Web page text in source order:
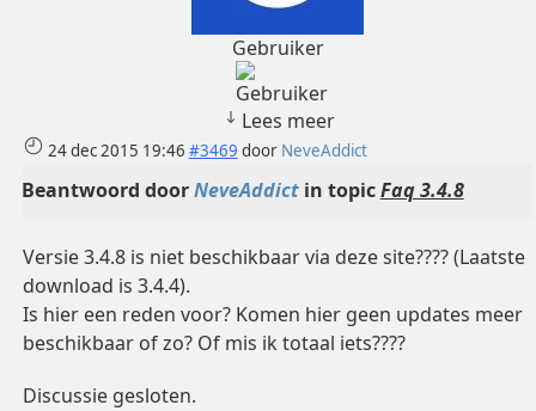
Gebruiker
Lees meer
24 dec 2015 19:46 #3469 door NeveAddict
Beantwoord doorNeveAddictin topicFaq 3.4.8
Versie 3.4.8 is niet beschikbaar via deze site???? (Laatste
download is 3.4.4).
Is hier een reden voor? Komen hier geen updates meer
beschikbaar of zo? Of mis ik totaal iets????
Discussie gesloten.